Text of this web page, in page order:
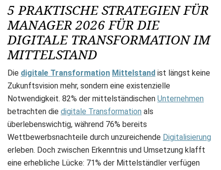
5 PRAKTISCHE STRATEGIEN FÜR
MANAGER 2026 FÜR DIE
DIGITALE TRANSFORMATION IM
MITTELSTAND
Die digitale Transformation Mittelstand ist längst keine
Zukunftsvision mehr, sondern eine existenzielle
Notwendigkeit. 82% der mittelständischen Unternehmen
betrachten die digitale Transformation als
überlebenswichtig, während 76% bereits
Wettbewerbsnachteile durch unzureichende Digitalisierung
erleben. Doch zwischen Erkenntnis und Umsetzung klafft
eine erhebliche Lücke: 71% der Mittelständler verfügen